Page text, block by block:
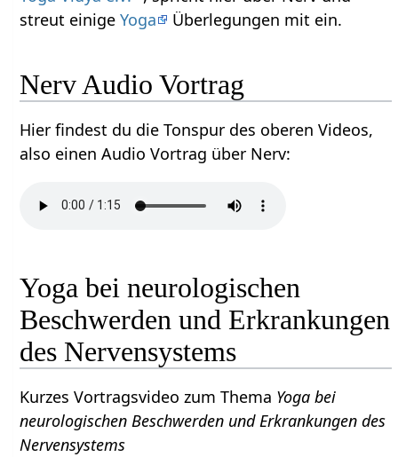
streut einigeYoga Überlegungen mit ein.
Nerv‏‎ Audio Vortrag
Hier findest du die Tonspur des oberen Videos,
also einen Audio Vortrag über Nerv‏‎:
Yoga bei neurologischen
Beschwerden und Erkrankungen
des Nervensystems
Kurzes Vortragsvideo zum Thema Yoga bei
neurologischen Beschwerden und Erkrankungen des
Nervensystems